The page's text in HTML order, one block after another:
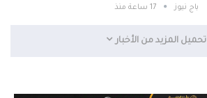
باج نيوز 17 ساعة منذ
تحميل المزيد من الأخبار